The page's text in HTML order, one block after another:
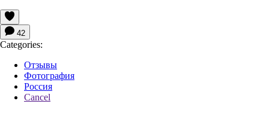
42
Categories:
Отзывы
Фотография
Россия
Cancel